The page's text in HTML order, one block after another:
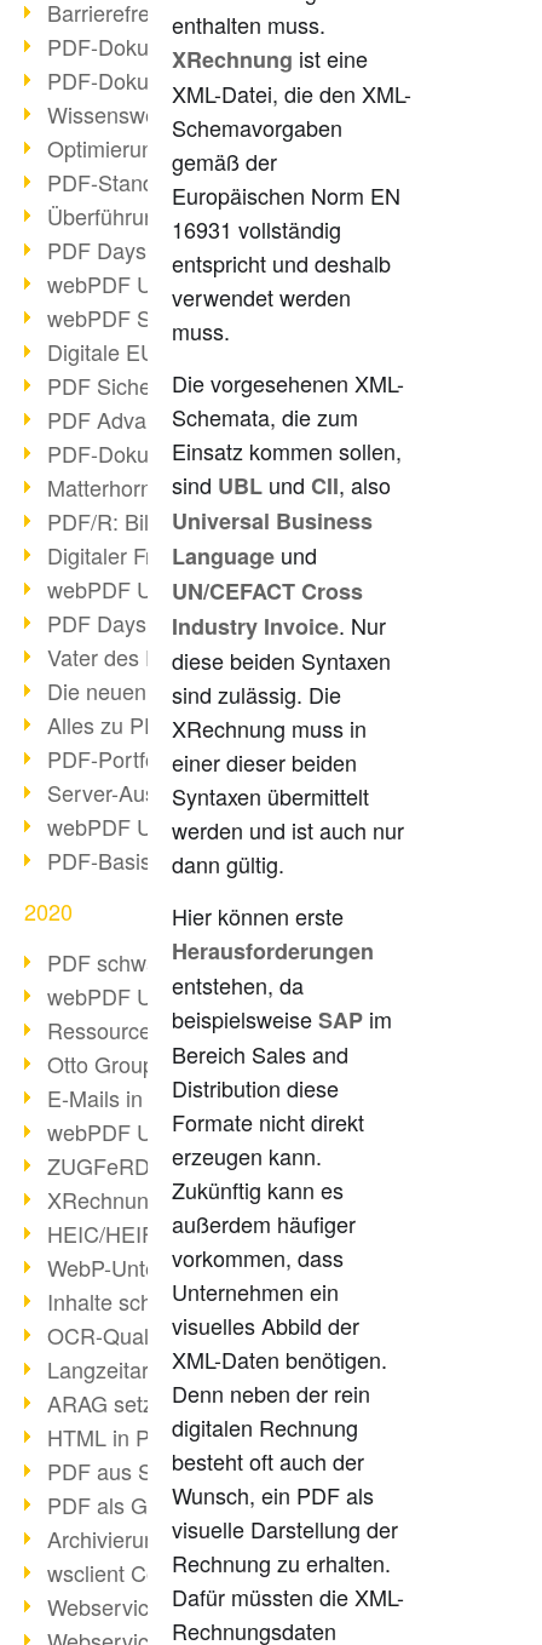
Barrierefreie PDF-Dokumente (2/3)
PDF-Dokumente mit OCR optimieren
PDF-Dokumente barrierefrei?
Wissenswertes über E-Signatur
Optimierung des PDF-Formats
PDF-Standards im Überblick
Überführung PDF/A in Archivsystem
PDF Days Europe 2021
webPDF Update 8.0.0.2282
webPDF Statistik-Auswertungen
Digitale EU COVID-Zertifikate
PDF Sicherheitseinstellungen
PDF Advanced Electronic Signature
PDF-Dokumente neu organisieren
Matterhorn Protokoll 1.1 verfügbar
PDF/R: Bildformat der Zukunft
Digitaler Freigabeprozess
webPDF Update 8.0.0.2255
PDF Days Europe 2021
Vater des PDF gestorben
Die neuen PDF Standards 2020
Alles zu PDF/A-4
PDF-Portfolio erstellen
Server-Auslastung Status-Seite
webPDF Update 8.0.0.2229
PDF-Basisdatenpflege mit webPDF
2020
PDF schwärzen & bereinigen
webPDF Update 8.0.0.2193
Ressourcen für Entwickler
Otto Group Recruiting
E-Mails in PDF
webPDF Update 8.0.0.2176
ZUGFeRD im Überblick
XRechnung Überblick
HEIC/HEIF-Unterstützung
WebP-Unterstützung
Inhalte schwärzen
OCR-Qualität verbessert
Langzeitarchivierung PDF
ARAG setzt auf webPDF
HTML in PDF umwandeln
PDF aus SAP
PDF als Grafik exportieren
Archivierung & Migration
wsclient Converter
Webservice Toolbox (3)
enthalten muss.
XRechnung ist eine
XML-Datei, die den XML-
Schemavorgaben
gemäß der
Europäischen Norm EN
16931 vollständig
entspricht und deshalb
verwendet werden
muss.
Die vorgesehenen XML-
Schemata, die zum
Einsatz kommen sollen,
sind UBL und CII, also
Universal Business
Language und
UN/CEFACT Cross
Industry Invoice. Nur
diese beiden Syntaxen
sind zulässig. Die
XRechnung muss in
einer dieser beiden
Syntaxen übermittelt
werden und ist auch nur
dann gültig.
Hier können erste
Herausforderungen
entstehen, da
beispielsweiseSAP im
Bereich Sales and
Distribution diese
Formate nicht direkt
erzeugen kann.
Zukünftig kann es
außerdem häufiger
vorkommen, dass
Unternehmen ein
visuelles Abbild der
XML-Daten benötigen.
Denn neben der rein
digitalen Rechnung
besteht oft auch der
Wunsch, ein PDF als
visuelle Darstellung der
Rechnung zu erhalten.
Dafür müssten die XML-
Rechnungsdaten